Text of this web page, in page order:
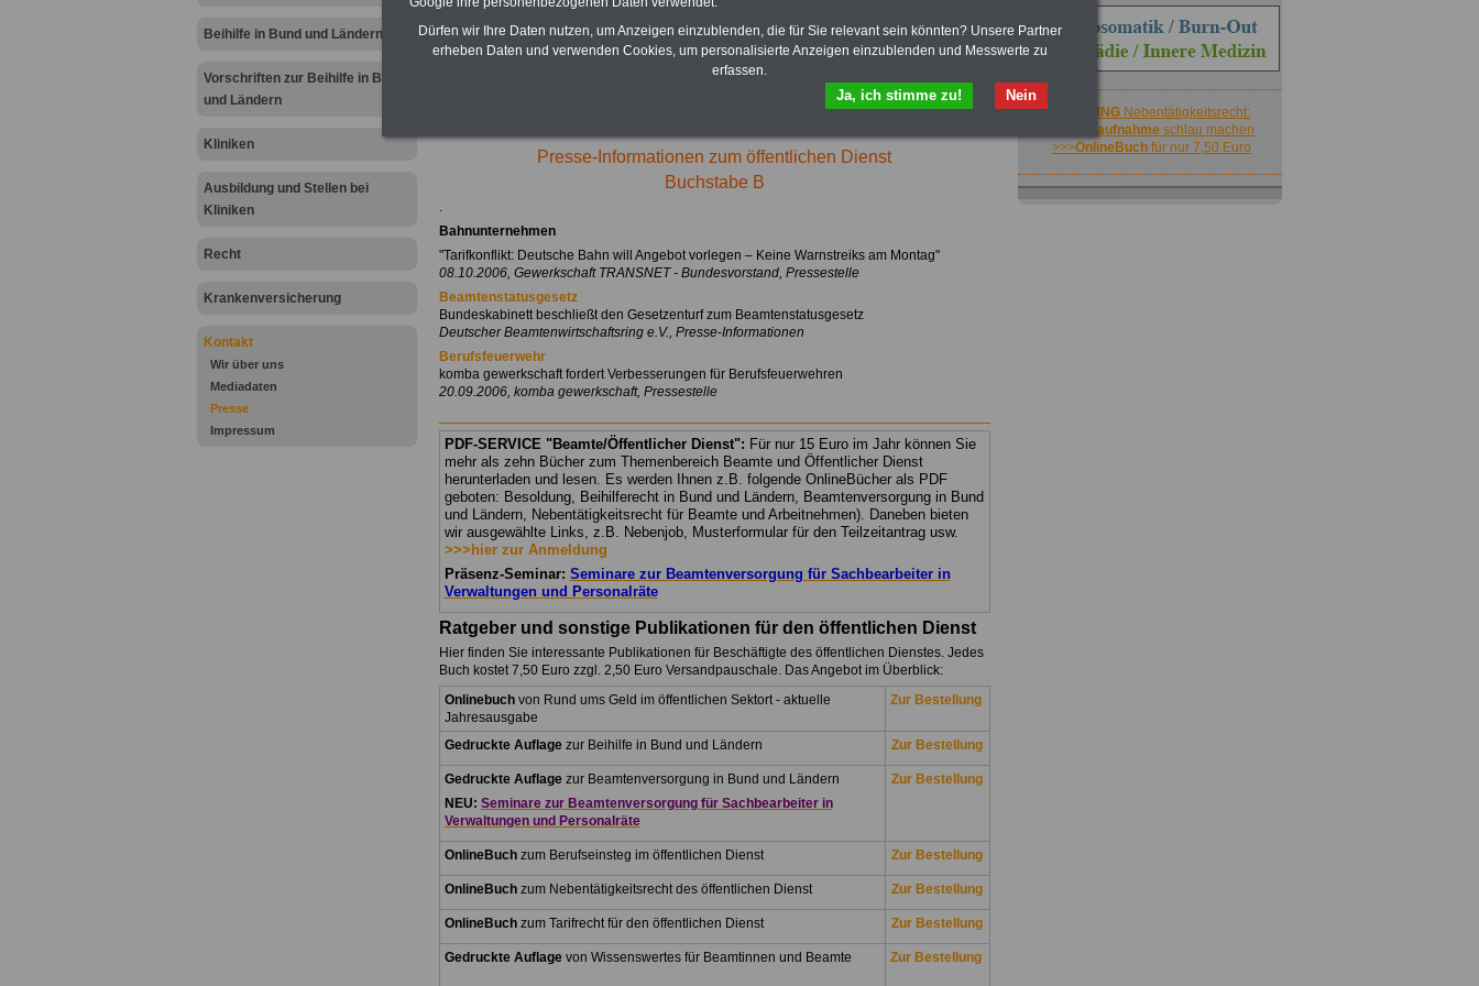
Beihilfe in Bund und Ländern
Vorschriften zur Beihilfe in Bund
und Ländern
Kliniken
Ausbildung und Stellen bei
Kliniken
Recht
Krankenversicherung
Kontakt
Wir über uns
Mediadaten
Presse
Impressum
.
A
B C D E F G H I J K L M
T U
Presse-Informationen zum öffentlichen Dienst
Buchstabe B
.
Bahnunternehmen
"Tarifkonflikt: Deutsche Bahn will Angebot vorlegen – Keine Warnstreiks am Montag"
08.10.2006, Gewerkschaft TRANSNET - Bundesvorstand, Pressestelle
Beamtenstatusgesetz
Bundeskabinett beschließt den Gesetzenturf zum Beamtenstatusgesetz
Deutscher Beamtenwirtschaftsring e.V., Presse-Informationen
Berufsfeuerwehr
komba gewerkschaft fordert Verbesserungen für Berufsfeuerwehren
20.09.2006, komba gewerkschaft, Pressestelle
PDF-SERVICE "Beamte/Öffentlicher Dienst": Für nur 15 Euro im Jahr können Sie
mehr als zehn Bücher zum Themenbereich Beamte und Öffentlicher Dienst
herunterladen und lesen. Es werden Ihnen z.B. folgende OnlineBücher als PDF
geboten: Besoldung, Beihilferecht in Bund und Ländern, Beamtenversorgung in Bund
und Ländern, Nebentätigkeitsrecht für Beamte und Arbeitnehmen). Daneben bieten
wir ausgewählte Links, z.B. Nebenjob, Musterformular für den Teilzeitantrag usw.
>>>hier zur Anmeldung
Präsenz-Seminar: Seminare zur Beamtenversorgung für Sachbearbeiter in
Verwaltungen und Personalräte
Ratgeber und sonstige Publikationen für den öffentlichen Dienst
Hier finden Sie interessante Publikationen für Beschäftigte des öffentlichen Dienstes. Jedes
Buch kostet 7,50 Euro zzgl. 2,50 Euro Versandpauschale. Das Angebot im Überblick:.
Onlinebuch von Rund ums Geld im öffentlichen Sektort - aktuelle
Jahresausgabe
Zur Bestellung
Gedruckte Auflagezur Beihilfe in Bund und Ländern Zur Bestellung
Gedruckte Auflagezur Beamtenversorgung in Bund und Ländern
NEU: Seminare zur Beamtenversorgung für Sachbearbeiter in
Verwaltungen und Personalräte
Zur Bestellung
OnlineBuch zum Berufseinsteg im öffentlichen Dienst Zur Bestellung
OnlineBuch zum Nebentätigkeitsrecht des öffentlichen Dienst Zur Bestellung
OnlineBuch zum Tarifrecht für den öffentlichen Dienst Zur Bestellung
Gedruckte Auflagevon Wissenswertes für Beamtinnen und Beamte
Zur Bestellung
ACHTUNG Nebentätigkeitsrecht:
vor Jobaufnahmeschlau machen
>>>OnlineBuch für nur 7,50 Euro
Dürfen wir Ihre Daten nutzen, um Anzeigen einzublenden, die für Sie relevant sein könnten? Unsere Partner
erheben Daten und verwenden Cookies, um personalisierte Anzeigen einzublenden und Messwerte zu
erfassen.
Nein
Ja, ich stimme zu!